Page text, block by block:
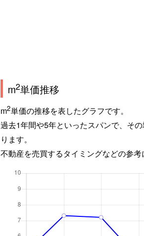
m2単価推移
m2単価の推移を表したグラフです。
過去1年間や5年といったスパンで、そ
ります。
不動産を売買するタイミングなどの参考